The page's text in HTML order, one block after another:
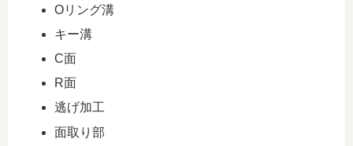
Oリング溝
キー溝
C面
R面
逃げ加工
面取り部